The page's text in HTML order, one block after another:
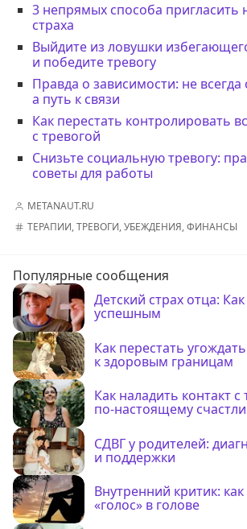
3 непрямых способа пригласить
страха
Выйдите из ловушки
и победите тревогу
Правда о зависимости: не всегда
а путь к связи
Как перестать контролировать
с тревогой
Снизьте социальную тревогу:
советы для работы
METANAUT.RU
ТЕРАПИИ,ТРЕВОГИ,УБЕЖДЕНИЯ,ФИНАНСЫ
Популярные сообщения
Детский страх отца:
успешным
Как перестать
к здоровым границам
Как наладить контакт с
по-настоящему
СДВГ у родителей:
и поддержки
Внутренний критик:
«голос» в голове